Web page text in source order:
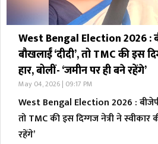
West Bengal Election 2026 :
बौखलाईं ‘दीदी’, तो TMC की इस
हार, बोलीं- ‘जमीन पर ही बने रहेंगे’
May 04, 2026 | 09:17 PM
West Bengal Election 2026 : बीजेपी
तो TMC की इस दिग्गज नेत्री ने स्वीकार
रहेंगे’